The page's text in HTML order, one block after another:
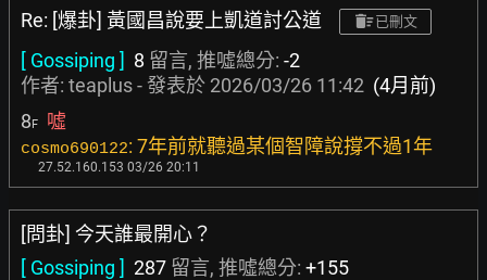
Re: [爆卦] 黃國昌說要上凱道討公道 已刪文
[ Gossiping ] 8 留言, 推噓總分: -2
作者: teaplus- 發表於 2026/03/26 11:42 (4月前)
8F 噓
cosmo690122: 7年前就聽過某個智障說撐不過1年
27.52.160.153 03/26 20:11
[問卦] 今天誰最開心？
[ Gossiping ] 287 留言, 推噓總分: +155